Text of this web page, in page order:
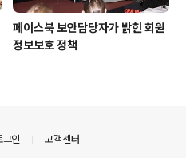
페이스북 보안담당자가 밝힌 회원
정보보호 정책
그인 고객센터